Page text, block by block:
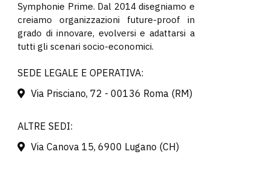
Symphonie Prime. Dal 2014 disegniamo e
creiamo organizzazioni future-proof in
grado di innovare, evolversi e adattarsi a
tutti gli scenari socio-economici.
SEDE LEGALE E OPERATIVA:
Via Prisciano, 72 - 00136 Roma (RM)
ALTRE SEDI:
Via Canova 15, 6900 Lugano (CH)